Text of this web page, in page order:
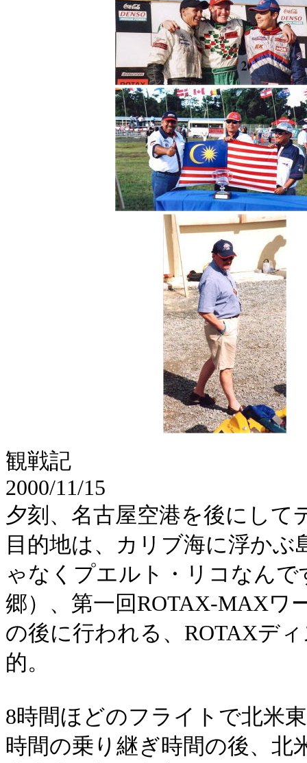
観戦記
2000/11/15
夕刻、名古屋空港を後にして
目的地は、カリブ海に浮かぶ
ゃなくプエルト・リコなん
郷）、第一回ROTAX-MAXワ
の後に行われる、ROTAXデ
的。
8時間ほどのフライトで北米
時間の乗り継ぎ時間の後、北